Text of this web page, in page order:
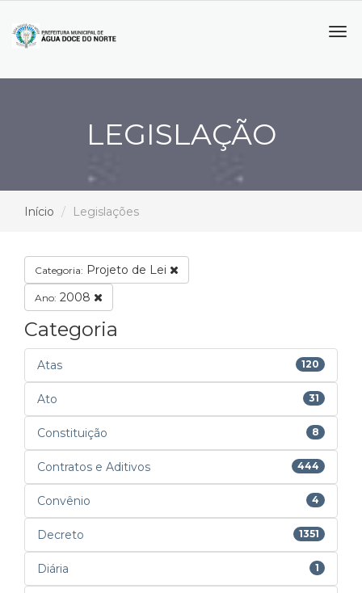
LEGISLAÇÃO
Início Legislações
Categoria: Projeto de Lei
Ano: 2008
Categoria
Atas 120
Ato 31
Constituição 8
Contratos e Aditivos 444
Convênio 4
Decreto 1351
Diária 1